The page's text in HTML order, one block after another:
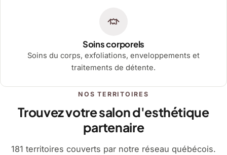
Soins corporels
Soins du corps, exfoliations, enveloppements et
traitements de détente.
NOS TERRITOIRES
Trouvez votre salon d'esthétique
partenaire
181 territoires couverts par notre réseau québécois.